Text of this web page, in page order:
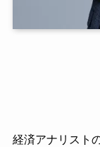
経済アナリスト